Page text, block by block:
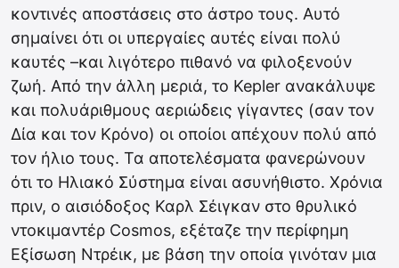
κοντινές αποστάσεις στο άστρο τους. Αυτό
σημαίνει ότι οι υπεργαίες αυτές είναι πολύ
καυτές –και λιγότερο πιθανό να φιλοξενούν
ζωή. Από την άλλη μεριά, το Kepler ανακάλυψε
και πολυάριθμους αεριώδεις γίγαντες (σαν τον
Δία και τον Κρόνο) οι οποίοι απέχουν πολύ από
τον ήλιο τους. Τα αποτελέσματα φανερώνουν
ότι το Ηλιακό Σύστημα είναι ασυνήθιστο. Χρόνια
πριν, ο αισιόδοξος Καρλ Σέιγκαν στο θρυλικό
ντοκιμαντέρ Cosmos, εξέταζε την περίφημη
Εξίσωση Ντρέικ, με βάση την οποία γινόταν μια